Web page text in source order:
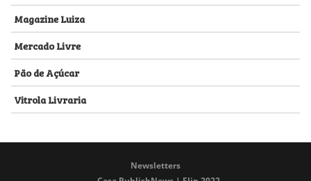
Magazine Luiza
Mercado Livre
Pão de Açúcar
Vitrola Livraria
Newsletters